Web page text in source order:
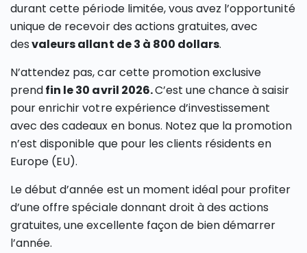
durant cette période limitée, vous avez l’opportunité
unique de recevoir des actions gratuites, avec
desvaleurs allant de 3 à 800 dollars.
N’attendez pas, car cette promotion exclusive
prendfin le 30 avril 2026.C’est une chance à saisir
pour enrichir votre expérience d’investissement
avec des cadeaux en bonus. Notez que la promotion
n’est disponible que pour les clients résidents en
Europe (EU).
Le début d’année est un moment idéal pour profiter
d’une offre spéciale donnant droit à des actions
gratuites, une excellente façon de bien démarrer
l’année.